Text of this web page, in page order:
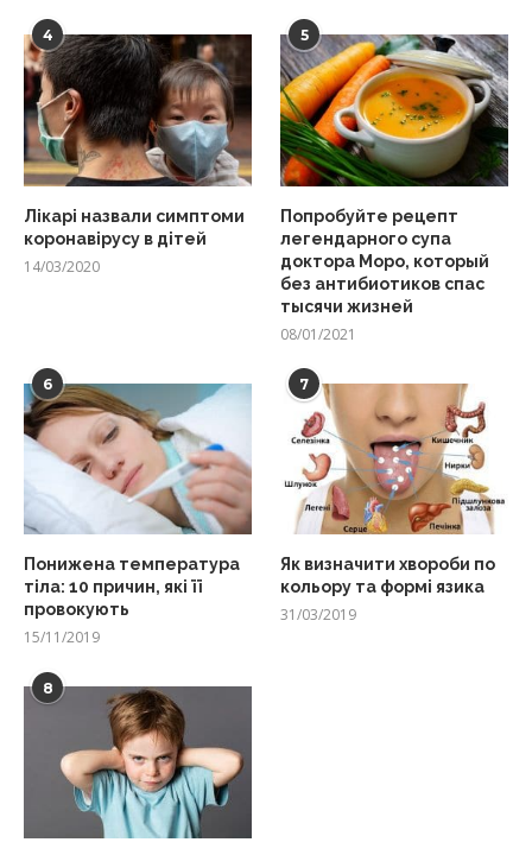
4
Лікарі назвали симптоми
коронавірусу в дітей
14/03/2020
5
Попробуйте рецепт
легендарного супа
доктора Моро, который
без антибиотиков спас
тысячи жизней
08/01/2021
6
Понижена температура
тіла: 10 причин, які її
провокують
15/11/2019
7
Як визначити хвороби по
кольору та формі язика
31/03/2019
8